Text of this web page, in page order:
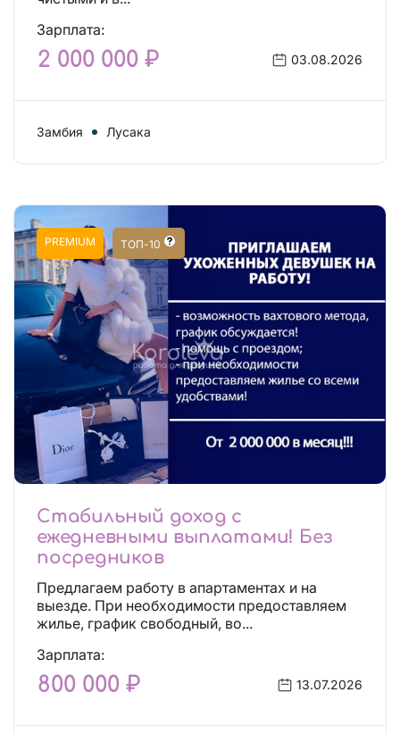
Зарплата:
2 000 000 ₽ 03.08.2026
Замбия Лусака
PREMIUM ТОП-10
Стабильный доход с
ежедневными выплатами! Без
посредников
Предлагаем работу в апартаментах и на
выезде. При необходимости предоставляем
жилье, график свободный, во...
Зарплата:
800 000 ₽ 13.07.2026